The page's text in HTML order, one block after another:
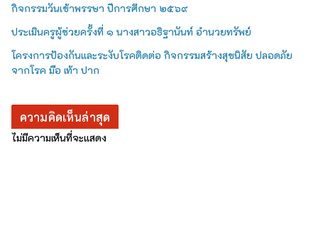
กิจกรรมวันเข้าพรรษา ปีการศึกษา ๒๕๖๙
ประเมินครูผู้ช่วยครั้งที่ ๑ นางสาวอธิฐานันท์ อำนวยทรัพย์
โครงการป้องกันและระงับโรคติดต่อ กิจกรรมสร้างสุขนิสัย ปลอดภัย
จากโรค มือ เท้า ปาก
ความคิดเห็นล่าสุด
ไม่มีความเห็นที่จะแสดง